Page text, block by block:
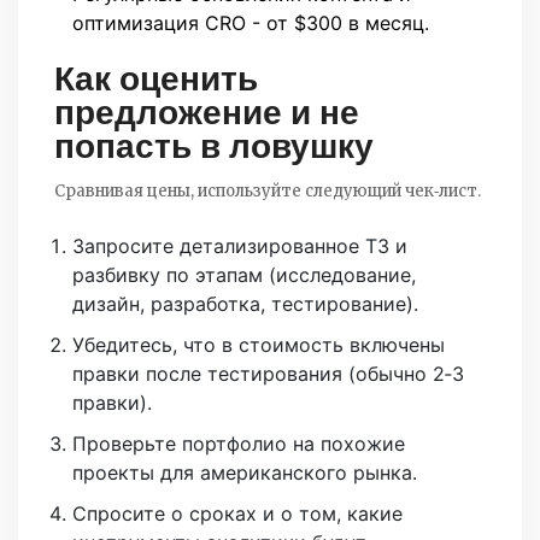
оптимизация CRO - от $300 в месяц.
Как оценить
предложение и не
попасть в ловушку
Сравнивая цены, используйте следующий чек‑лист.
Запросите детализированное ТЗ и
разбивку по этапам (исследование,
дизайн, разработка, тестирование).
Убедитесь, что в стоимость включены
правки после тестирования (обычно 2‑3
правки).
Проверьте портфолио на похожие
проекты для американского рынка.
Спросите о сроках и о том, какие